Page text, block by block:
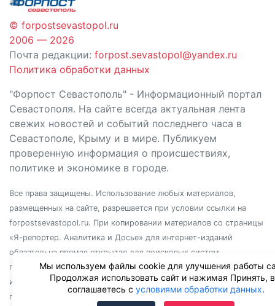
© forpostsevastopol.ru
2006 — 2026
Почта редакции: forpost.sevastopol@yandex.ru
Политика обработки данных
"Форпост Севастополь" - Информационный портал
Севастополя. На сайте всегда актуальная лента
свежих новостей и событий последнего часа в
Севастополе, Крыму и в мире. Публикуем
проверенную информация о происшествиях,
политике и экономике в городе.
Все права защищены. Использование любых материалов,
размещенных на сайте, разрешается при условии ссылки на
forpostsevastopol.ru. При копировании материалов со страницы
«Я-репортер. Аналитика и Досье» для интернет-изданий
обязательна прямая открытая для поисковых систем
гиперссылка. Независимо от полного или частичного
использования материалов, ссылка должна быть размещена в
подзаголовке или первом абзаце материала.
Мы используем файлы cookie для улучшения работы
Продолжая использовать сайт и нажимая Принять,
соглашаетесь с условиями обработки данных.